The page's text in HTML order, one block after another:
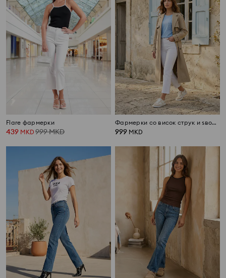
Flare фармерки
439 MKD 999MKD
Фармерки со висок струк и ѕвонеста форма
999 MKD